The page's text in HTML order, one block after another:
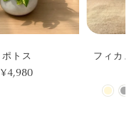
ポトス
¥4,980
フィカ